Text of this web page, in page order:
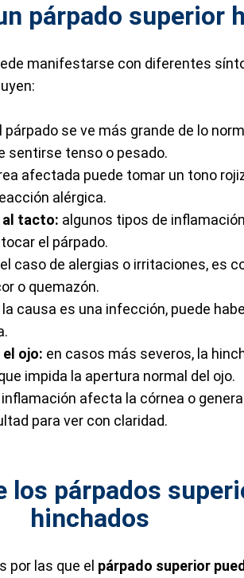
párpado superior
manifestarse con diferentes
párpado se ve más grande de lo
sentirse tenso o pesado.
afectada puede tomar un tono
alérgica.
al tacto: algunos tipos de
el párpado.
caso de alergias o irritaciones, es
o quemazón.
la causa es una infección, puede
ojo: en casos más severos, la
impida la apertura normal del ojo.
inflamación afecta la córnea o
para ver con claridad.
los párpados
hinchados
por las que el párpado superior